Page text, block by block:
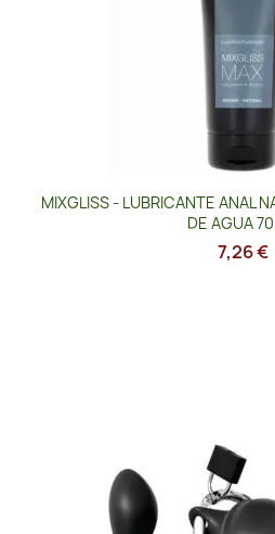
MIXGLISS - LUBRICANTE ANAL
DE AGUA
7,26 €